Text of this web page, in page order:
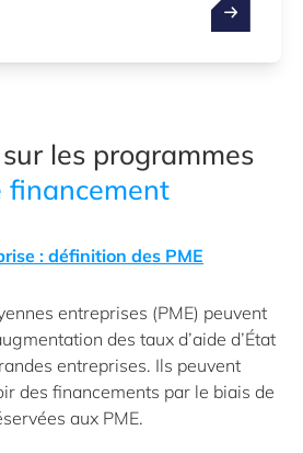
les programmes
financement
: définition des PME
entreprises (PME) peuvent
des taux d’aide d’État
entreprises. Ils peuvent
des financements par le biais de
aux PME.